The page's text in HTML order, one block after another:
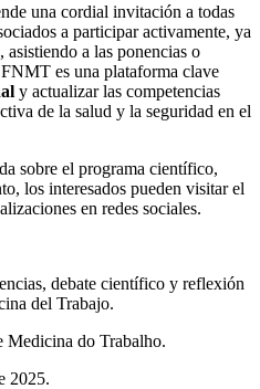
una cordial invitación a todas
a participar activamente, ya
asistiendo a las ponencias o
es una plataforma clave
y actualizar las competencias
de la salud y la seguridad en el
sobre el programa científico,
los interesados pueden visitar el
en redes sociales.
debate científico y reflexión
del Trabajo.
Medicina do Trabalho.
2025.